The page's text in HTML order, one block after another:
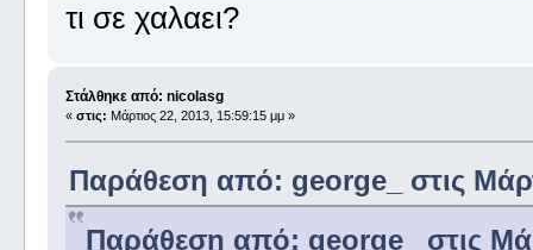
τι σε χαλαει?
Στάλθηκε από: nicolasg
« στις: Μάρτιος 22, 2013, 15:59:15 μμ »
Παράθεση από: george_ στις
Παράθεση από: george_ στις